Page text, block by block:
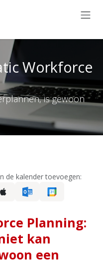
Workforce
is gewoon
de kalender toevoegen:
Planning:
kan
een